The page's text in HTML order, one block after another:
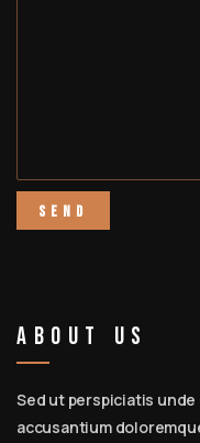
About Us
Sed ut perspiciatis
accusantium